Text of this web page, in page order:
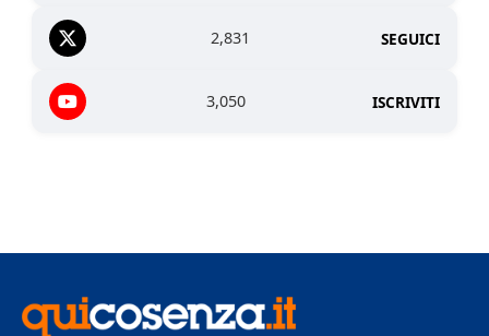
2,831 SEGUICI
3,050 ISCRIVITI